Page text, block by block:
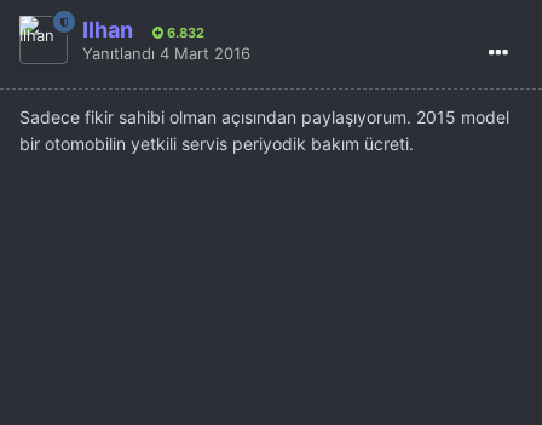
İlhan 6.832
Yanıtlandı 4 Mart 2016
Sadece fikir sahibi olman açısından paylaşıyorum. 2015 model
bir otomobilin yetkili servis periyodik bakım ücreti.